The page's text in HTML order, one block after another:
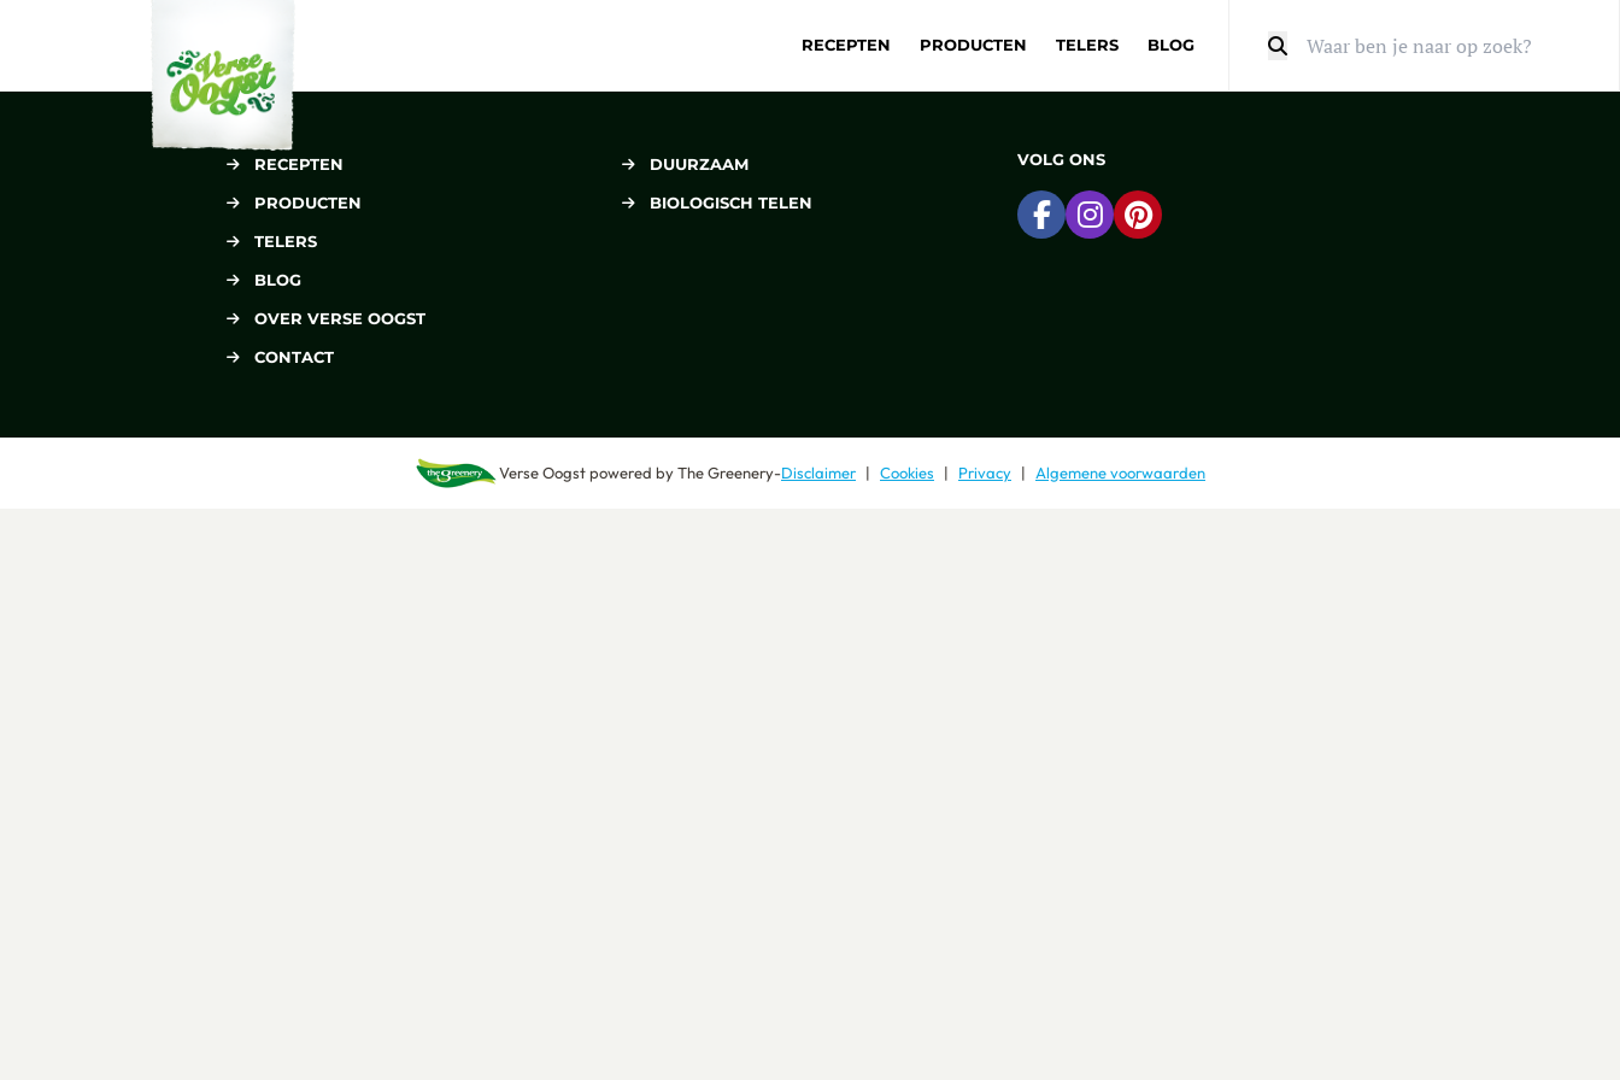
RECEPTEN PRODUCTEN TELERS BLOG
RECEPTEN
PRODUCTEN
TELERS
BLOG
OVER VERSE OOGST
CONTACT
DUURZAAM
BIOLOGISCH TELEN
VOLG ONS
Ga naar Facebook
Ga naar Instagram
Ga naar Pinterest
Verse Oogstpowered byThe Greenery-Disclaimer Cookies Privacy Algemene voorwaarden